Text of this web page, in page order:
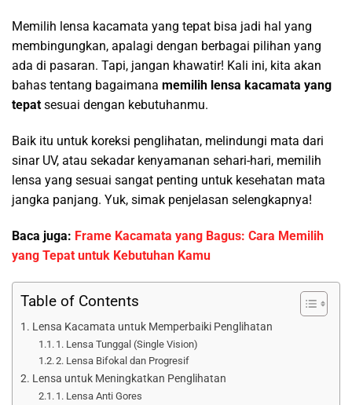
Memilih lensa kacamata yang tepat bisa jadi hal yang
membingungkan, apalagi dengan berbagai pilihan yang
ada di pasaran. Tapi, jangan khawatir! Kali ini, kita akan
bahas tentang bagaimana memilih lensa kacamata yang
tepat sesuai dengan kebutuhanmu.
Baik itu untuk koreksi penglihatan, melindungi mata dari
sinar UV, atau sekadar kenyamanan sehari-hari, memilih
lensa yang sesuai sangat penting untuk kesehatan mata
jangka panjang. Yuk, simak penjelasan selengkapnya!
Baca juga: Frame Kacamata yang Bagus: Cara Memilih
yang Tepat untuk Kebutuhan Kamu
Table of Contents
Lensa Kacamata untuk Memperbaiki Penglihatan
1. Lensa Tunggal (Single Vision)
2. Lensa Bifokal dan Progresif
Lensa untuk Meningkatkan Penglihatan
1. Lensa Anti Gores